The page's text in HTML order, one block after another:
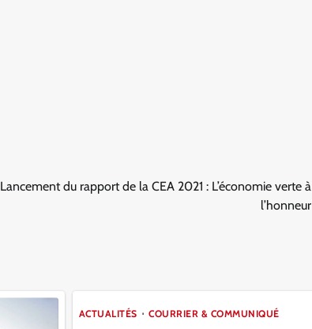
Lancement du rapport de la CEA 2021 : L’économie verte à
l’honneur
ACTUALITÉS COURRIER & COMMUNIQUÉ